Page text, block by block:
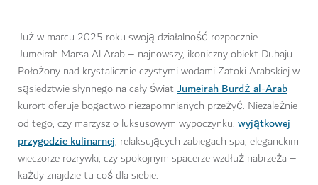
Już w marcu 2025 roku swoją działalność rozpocznie
Jumeirah Marsa Al Arab – najnowszy, ikoniczny obiekt Dubaju.
Położony nad krystalicznie czystymi wodami Zatoki Arabskiej w
sąsiedztwie słynnego na cały światJumeirah Burdż al-Arab
kurort oferuje bogactwo niezapomnianych przeżyć. Niezależnie
od tego, czy marzysz o luksusowym wypoczynku, wyjątkowej
przygodzie kulinarnej, relaksujących zabiegach spa, eleganckim
wieczorze rozrywki, czy spokojnym spacerze wzdłuż nabrzeża –
każdy znajdzie tu coś dla siebie.